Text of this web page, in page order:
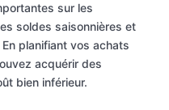
sur les
soldes saisonnières et
planifiant vos achats
acquérir des
bien inférieur.